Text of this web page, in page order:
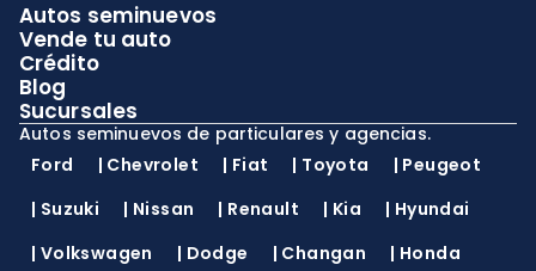
Autos seminuevos
Vende tu auto
Crédito
Blog
Sucursales
Autos seminuevos de particulares y agencias.
Ford
| Chevrolet | Fiat | Toyota | Peugeot
| Suzuki | Nissan | Renault | Kia | Hyundai
| Volkswagen | Dodge | Changan | Honda